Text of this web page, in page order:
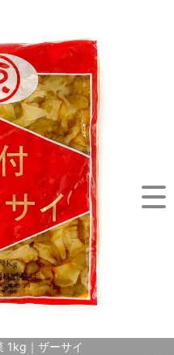
1kg｜ザーサイ